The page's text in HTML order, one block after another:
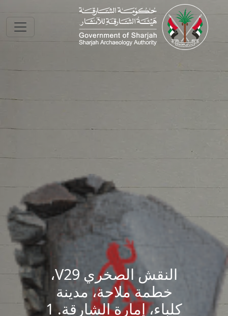
Skip to main
النقش الصخري V29،
خطمة ملاحة، مدينة
كلباء، إمارة الشارقة. 1